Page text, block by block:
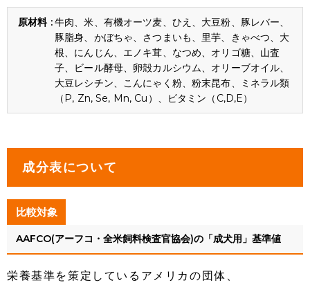
牛肉、米、有機オーツ麦、ひえ、大豆粉、豚レバー、
豚脂身、かぼちゃ、さつまいも、里芋、きゃべつ、大
根、にんじん、エノキ茸、なつめ、オリゴ糖、山査
子、ビール酵母、卵殻カルシウム、オリーブオイル、
大豆レシチン、こんにゃく粉、粉末昆布、ミネラル類
（P, Zn, Se, Mn, Cu）、ビタミン（C,D,E）
成分表について
比較対象
AAFCO(アーフコ・全米飼料検査官協会)の「成犬用」基準値
栄養基準を策定しているアメリカの団体、